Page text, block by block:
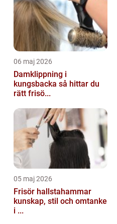
06 maj 2026
Damklippning i
kungsbacka så hittar du
rätt frisö...
05 maj 2026
Frisör hallstahammar
kunskap, stil och omtanke
i ...